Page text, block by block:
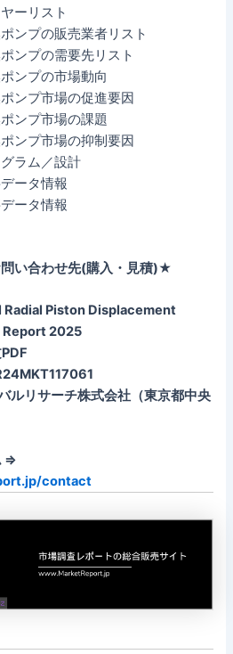
ーリスト
ンプの販売業者リスト
ンプの需要先リスト
ンプの市場動向
ンプ市場の促進要因
ンプ市場の課題
ンプ市場の抑制要因
ラム／設計
ータ情報
ータ情報
い合わせ先(購入・見積)★
Radial Piston Displacement
Report 2025
ルリサーチ株式会社（東京都中央
⇒
contact